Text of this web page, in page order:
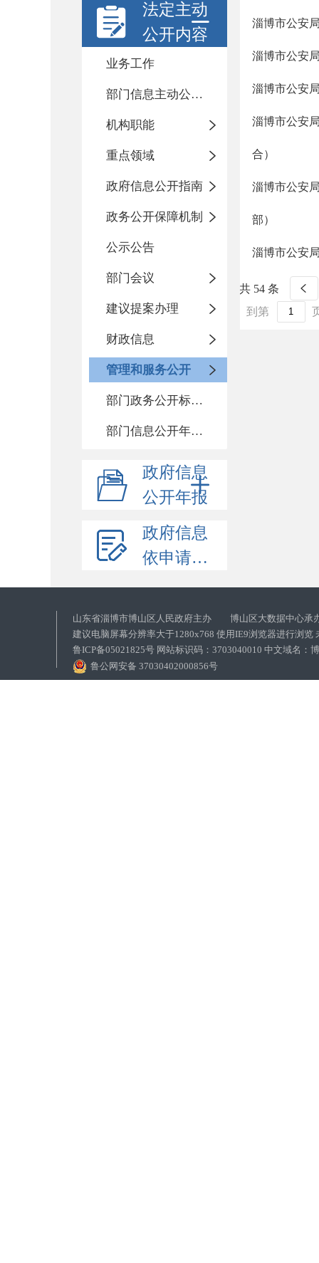
法定主动
公开内容
业务工作
部门信息主动公开基本目录
机构职能
重点领域
政府信息公开指南
政务公开保障机制
公示公告
部门会议
建议提案办理
财政信息
管理和服务公开
部门政务公开标准化目录
部门信息公开年度报告
政府信息
公开年报
政府信息
依申请公开
淄博市公安
淄博市公安
淄博市公安
淄博市公安
合）
淄博市公安
部）
淄博市公安
共 54 条
到第
山东省淄博市博山区人民政府主办 博山区大数据中心承
建议电脑屏幕分辨率大于1280x768 使用IE9浏览器进行浏览
鲁ICP备05021825号 网站标识码：3703040010 中文域名：
鲁公网安备 37030402000856号